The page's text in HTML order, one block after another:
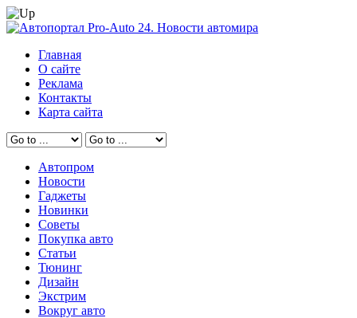
Главная
О сайте
Реклама
Контакты
Карта сайта
Автопром
Новости
Гаджеты
Новинки
Советы
Покупка авто
Статьи
Тюнинг
Дизайн
Экстрим
Вокруг авто